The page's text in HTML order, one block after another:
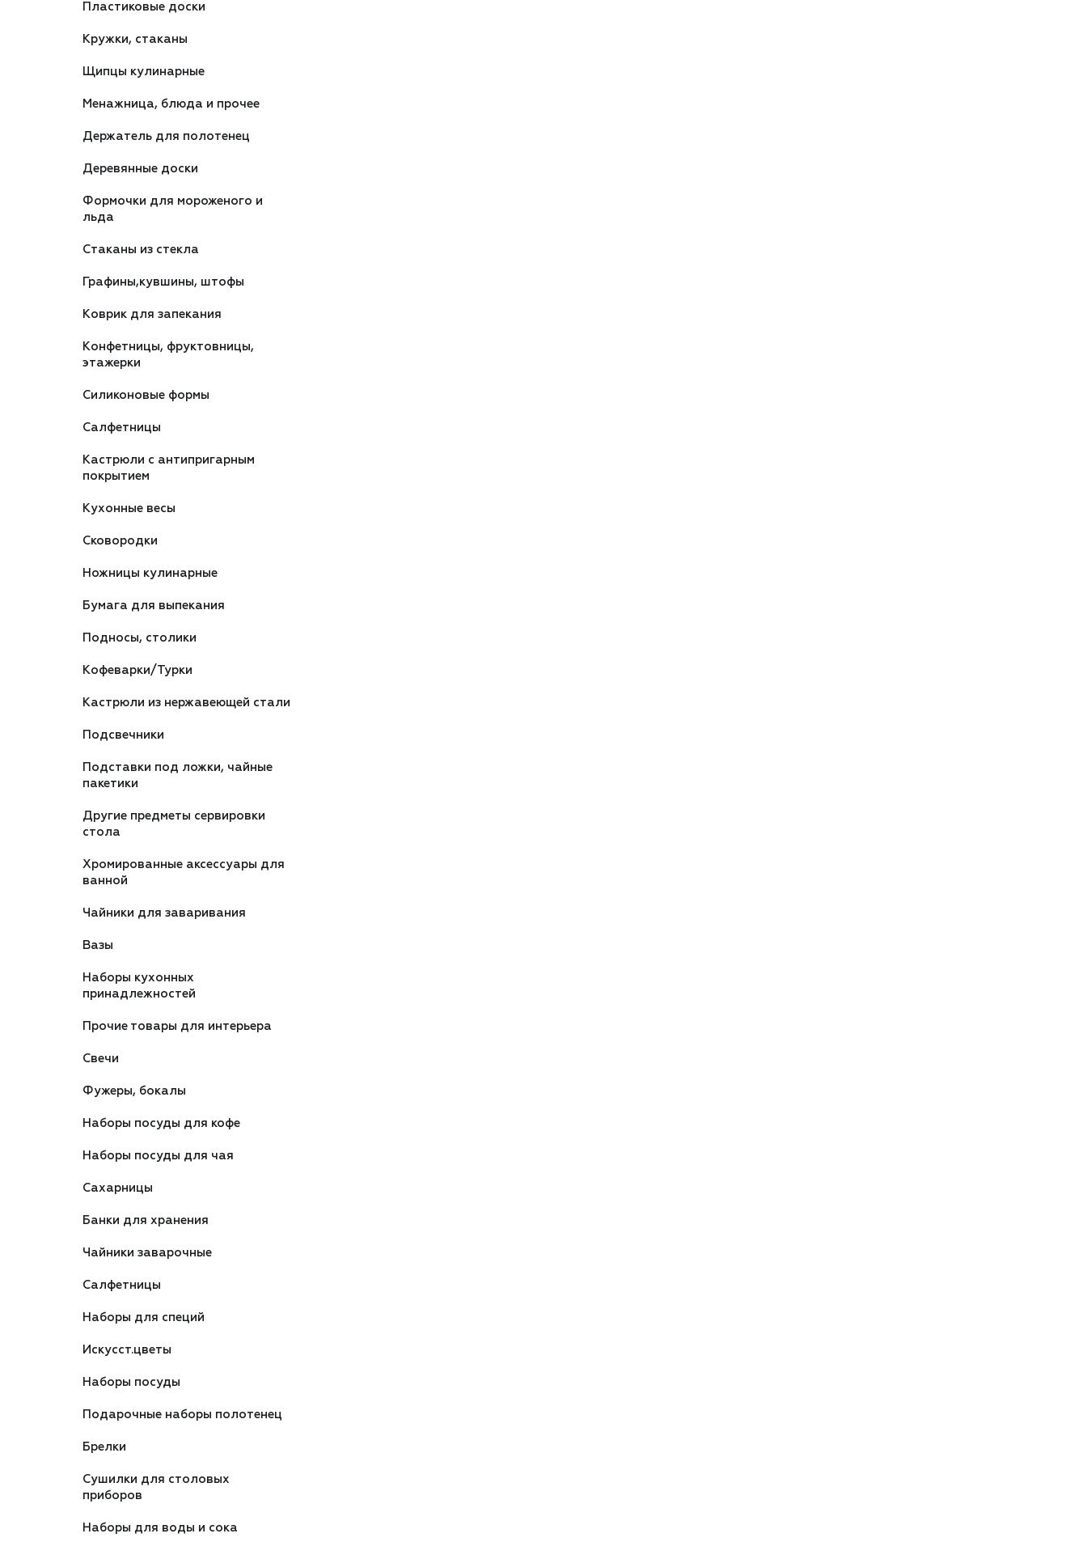
Пластиковые доски
Кружки, стаканы
Щипцы кулинарные
Менажница, блюда и прочее
Держатель для полотенец
Деревянные доски
Формочки для мороженого и
льда
Стаканы из стекла
Графины,кувшины, штофы
Коврик для запекания
Конфетницы, фруктовницы,
этажерки
Силиконовые формы
Салфетницы
Кастрюли с антипригарным
покрытием
Кухонные весы
Сковородки
Ножницы кулинарные
Бумага для выпекания
Подносы, столики
Кофеварки/Турки
Кастрюли из нержавеющей стали
Подсвечники
Подставки под ложки, чайные
пакетики
Другие предметы сервировки
стола
Хромированные аксессуары для
ванной
Чайники для заваривания
Вазы
Наборы кухонных
принадлежностей
Прочие товары для интерьера
Свечи
Фужеры, бокалы
Наборы посуды для кофе
Наборы посуды для чая
Сахарницы
Банки для хранения
Чайники заварочные
Салфетницы
Наборы для специй
Искусст.цветы
Наборы посуды
Подарочные наборы полотенец
Брелки
Сушилки для столовых
приборов
Наборы для воды и сока